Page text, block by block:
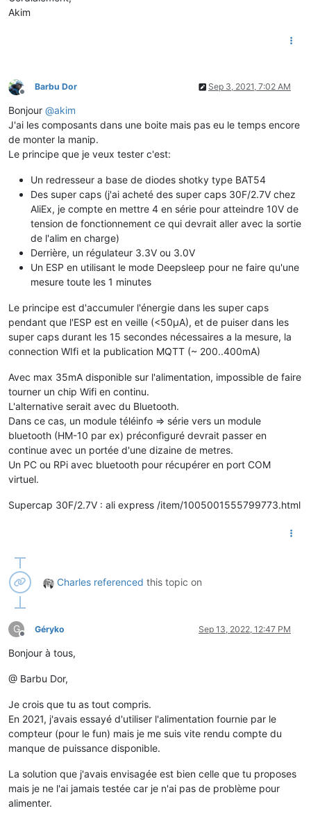
Akim
Offline
Barbu Dor Sep 3, 2021, 7:02 AM
Bonjour @akim
J'ai les composants dans une boite mais pas eu le temps encore
de monter la manip.
Le principe que je veux tester c'est:
Un redresseur a base de diodes shotky type BAT54
Des super caps (j'ai acheté des super caps 30F/2.7V chez
AliEx, je compte en mettre 4 en série pour atteindre 10V de
tension de fonctionnement ce qui devrait aller avec la sortie
de l'alim en charge)
Derrière, un régulateur 3.3V ou 3.0V
Un ESP en utilisant le mode Deepsleep pour ne faire qu'une
mesure toute les 1 minutes
Le principe est d'accumuler l'énergie dans les super caps
pendant que l'ESP est en veille (<50µA), et de puiser dans les
super caps durant les 15 secondes nécessaires a la mesure, la
connection WIfi et la publication MQTT (~ 200..400mA)
Avec max 35mA disponible sur l'alimentation, impossible de faire
tourner un chip Wifi en continu.
L'alternative serait avec du Bluetooth.
Dans ce cas, un module téléinfo => série vers un module
bluetooth (HM-10 par ex) préconfiguré devrait passer en
continue avec un portée d'une dizaine de metres.
Un PC ou RPi avec bluetooth pour récupérer en port COM
virtuel.
Supercap 30F/2.7V : ali express /item/1005001555799773.html
Charles referenced this topic on
G
Offline
Géryko Sep 13, 2022, 12:47 PM
Bonjour à tous,
@ Barbu Dor,
Je crois que tu as tout compris.
En 2021, j'avais essayé d'utiliser l'alimentation fournie par le
compteur (pour le fun) mais je me suis vite rendu compte du
manque de puissance disponible.
La solution que j'avais envisagée est bien celle que tu proposes
mais je ne l'ai jamais testée car je n'ai pas de problème pour
alimenter.